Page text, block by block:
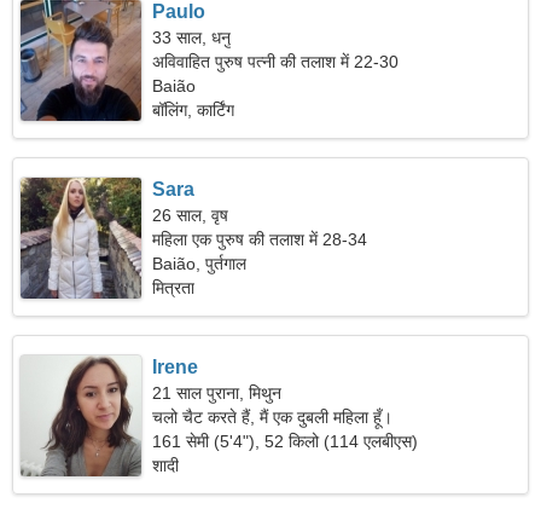
Paulo
33 साल, धनु
अविवाहित पुरुष पत्नी की तलाश में 22-30
Baião
बॉलिंग, कार्टिंग
Sara
26 साल, वृष
महिला एक पुरुष की तलाश में 28-34
Baião, पुर्तगाल
मित्रता
Irene
21 साल पुराना, मिथुन
चलो चैट करते हैं, मैं एक दुबली महिला हूँ।
161 सेमी (5'4"), 52 किलो (114 एलबीएस)
शादी